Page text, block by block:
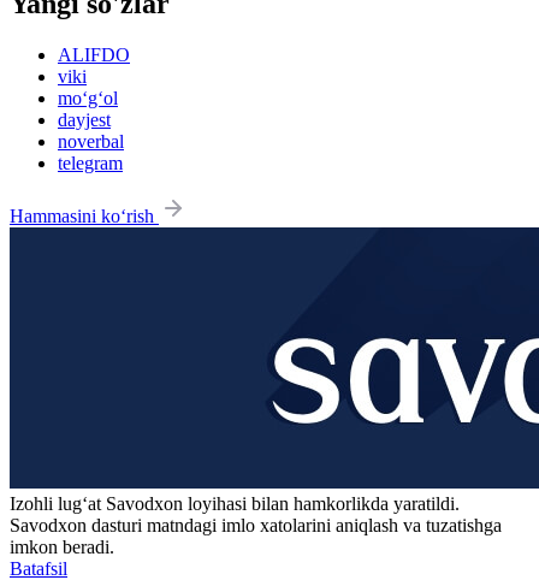
ALIFDO
viki
mo‘g‘ol
dayjest
noverbal
telegram
Hammasini ko‘rish
Izohli lugʻat Savodxon loyihasi bilan hamkorlikda yaratildi.
Savodxon dasturi matndagi imlo xatolarini aniqlash va tuzatishga
imkon beradi.
Batafsil